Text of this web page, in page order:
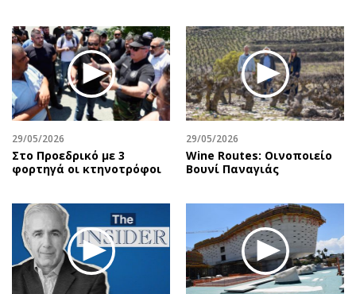
Θέατρο-Χορός
Μουσική
Εικαστικά
Βιβλίο
Χειρόγραφα
Podcasts
Uncut
Προσφορές
Προσωπικότητες στην ''Κ''
Επιστολές
29/05/2026
Στο Προεδρικό με 3
φορτηγά οι κτηνοτρόφοι
29/05/2026
Wine Routes: Οινοποιείο
Βουνί Παναγιάς